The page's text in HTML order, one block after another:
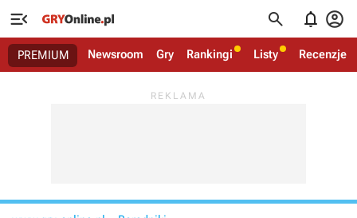
   
PREMIUM Newsroom Gry Rankingi Listy Recenzje